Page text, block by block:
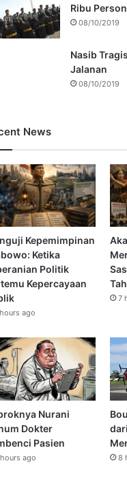
Ribu
08/10/2019
Nasib
Jalanan
08/10/2019
News
Kepemimpinan
Ketika
Politik
Kepercayaan
ago
7
Nurani
Dokter
Pasien
ago 8